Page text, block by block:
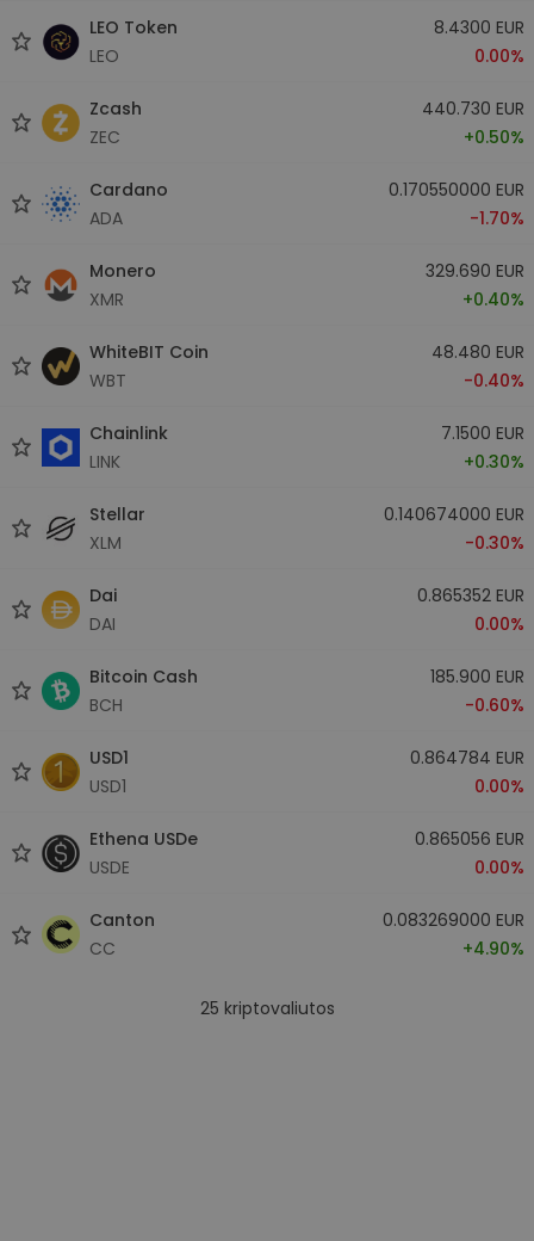
LEO Token
LEO
8.4300 EUR
0.00%
Zcash
ZEC
440.730 EUR
+0.50%
Cardano
ADA
0.170550000 EUR
-1.70%
Monero
XMR
329.690 EUR
+0.40%
WhiteBIT Coin
WBT
48.480 EUR
-0.40%
Chainlink
LINK
7.1500 EUR
+0.30%
Stellar
XLM
0.140674000 EUR
-0.30%
Dai
DAI
0.865352 EUR
0.00%
Bitcoin Cash
BCH
185.900 EUR
-0.60%
USD1
USD1
0.864784 EUR
0.00%
Ethena USDe
USDE
0.865056 EUR
0.00%
Canton
CC
0.083269000 EUR
+4.90%
25 kriptovaliutos